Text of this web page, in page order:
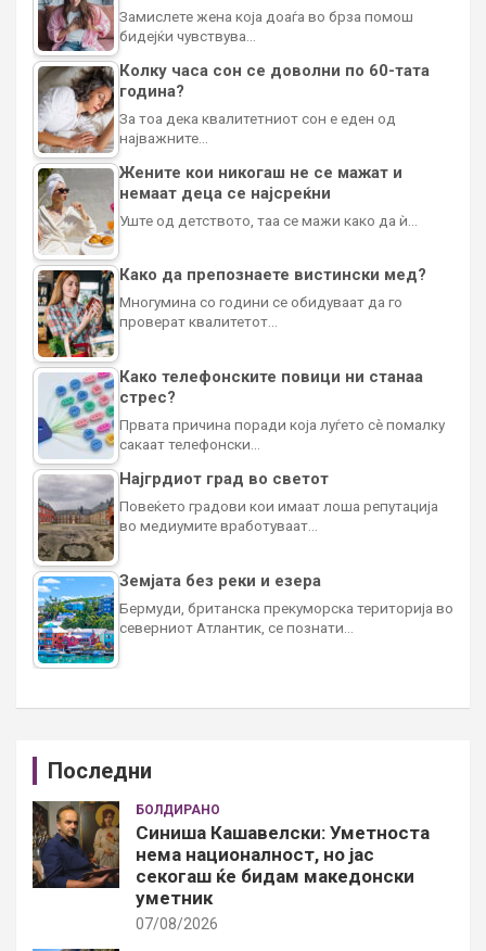
Замислете жена која доаѓа во брза помош
бидејќи чувствува…
Колку часа сон се доволни по 60-тата
година?
За тоа дека квалитетниот сон е еден од
најважните…
Жените кои никогаш не се мажат и
немаат деца се најсреќни
Уште од детството, таа се мажи како да ѝ…
Како да препознаете вистински мед?
Многумина со години се обидуваат да го
проверат квалитетот…
Како телефонските повици ни станаа
стрес?
Првата причина поради која луѓето сè помалку
сакаат телефонски…
Најгрдиот град во светот
Повеќето градови кои имаат лоша репутација
во медиумите вработуваат…
Земјата без реки и езера
Бермуди, британска прекуморска територија во
северниот Атлантик, се познати…
Последни
БОЛДИРАНО
Синиша Кашавелски: Уметноста
нема националност, но јас
секогаш ќе бидам македонски
уметник
07/08/2026